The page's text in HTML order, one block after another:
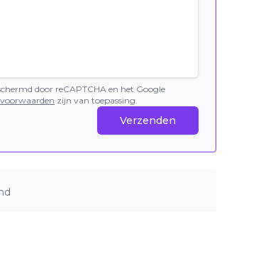
door reCAPTCHA en het Google
zijn van toepassing.
Verzenden